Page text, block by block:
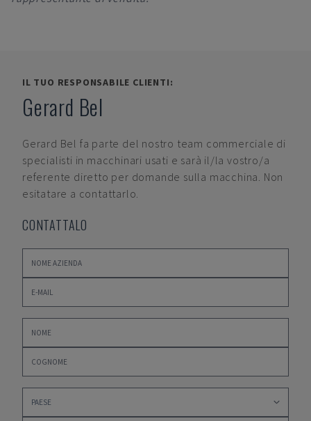
IL TUO RESPONSABILE CLIENTI:
Gerard Bel
Gerard Bel fa parte del nostro team commerciale di
specialisti in macchinari usati e sarà il/la vostro/a
referente diretto per domande sulla macchina. Non
esitatare a contattarlo.
CONTATTALO